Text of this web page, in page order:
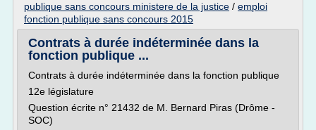
publique sans concours ministere de la justice / emploi
fonction publique sans concours 2015
Contrats à durée indéterminée dans la
fonction publique ...
Contrats à durée indéterminée dans la fonction publique
12e législature
Question écrite n° 21432 de M. Bernard Piras (Drôme -
SOC)